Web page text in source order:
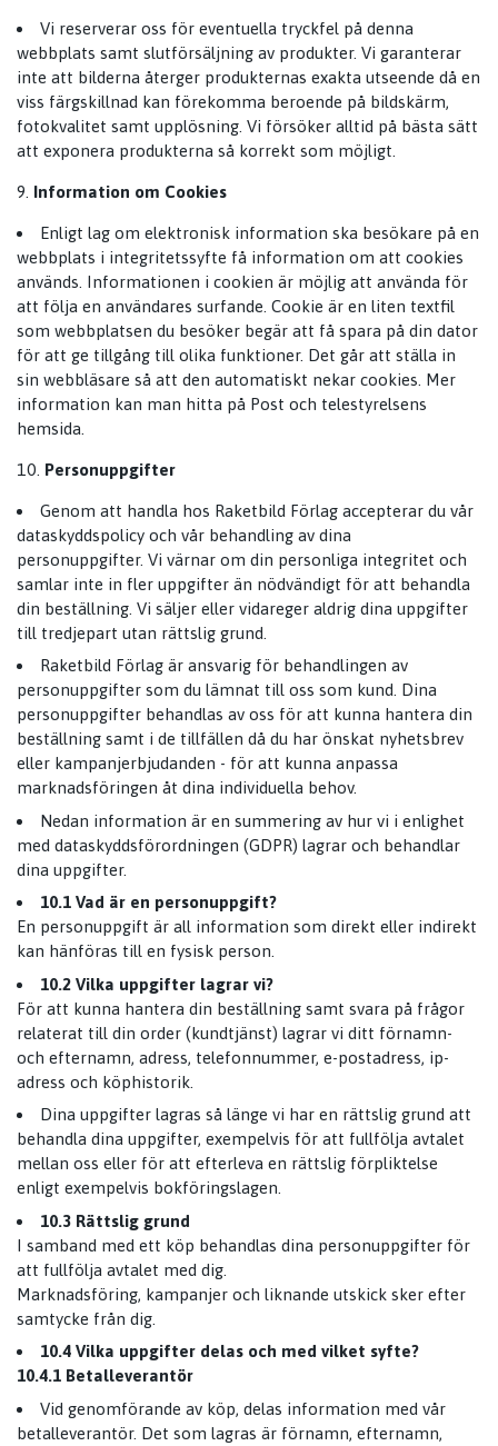
Vi reserverar oss för eventuella tryckfel på denna
webbplats samt slutförsäljning av produkter. Vi garanterar
inte att bilderna återger produkternas exakta utseende då en
viss färgskillnad kan förekomma beroende på bildskärm,
fotokvalitet samt upplösning. Vi försöker alltid på bästa sätt
att exponera produkterna så korrekt som möjligt.
Information om Cookies
Enligt lag om elektronisk information ska besökare på en
webbplats i integritetssyfte få information om att cookies
används. Informationen i cookien är möjlig att använda för
att följa en användares surfande. Cookie är en liten textfil
som webbplatsen du besöker begär att få spara på din dator
för att ge tillgång till olika funktioner. Det går att ställa in
sin webbläsare så att den automatiskt nekar cookies. Mer
information kan man hitta på Post och telestyrelsens
hemsida.
Personuppgifter
Genom att handla hos Raketbild Förlag accepterar du vår
dataskyddspolicy och vår behandling av dina
personuppgifter. Vi värnar om din personliga integritet och
samlar inte in fler uppgifter än nödvändigt för att behandla
din beställning. Vi säljer eller vidareger aldrig dina uppgifter
till tredjepart utan rättslig grund.
Raketbild Förlag är ansvarig för behandlingen av
personuppgifter som du lämnat till oss som kund. Dina
personuppgifter behandlas av oss för att kunna hantera din
beställning samt i de tillfällen då du har önskat nyhetsbrev
eller kampanjerbjudanden - för att kunna anpassa
marknadsföringen åt dina individuella behov.
Nedan information är en summering av hur vi i enlighet
med dataskyddsförordningen (GDPR) lagrar och behandlar
dina uppgifter.
10.1 Vad är en personuppgift?
En personuppgift är all information som direkt eller indirekt
kan hänföras till en fysisk person.
10.2 Vilka uppgifter lagrar vi?
För att kunna hantera din beställning samt svara på frågor
relaterat till din order (kundtjänst) lagrar vi ditt förnamn-
och efternamn, adress, telefonnummer, e-postadress, ip-
adress och köphistorik.
Dina uppgifter lagras så länge vi har en rättslig grund att
behandla dina uppgifter, exempelvis för att fullfölja avtalet
mellan oss eller för att efterleva en rättslig förpliktelse
enligt exempelvis bokföringslagen.
10.3 Rättslig grund
I samband med ett köp behandlas dina personuppgifter för
att fullfölja avtalet med dig.
Marknadsföring, kampanjer och liknande utskick sker efter
samtycke från dig.
10.4 Vilka uppgifter delas och med vilket syfte?
10.4.1 Betalleverantör
Vid genomförande av köp, delas information med vår
betalleverantör. Det som lagras är förnamn, efternamn,